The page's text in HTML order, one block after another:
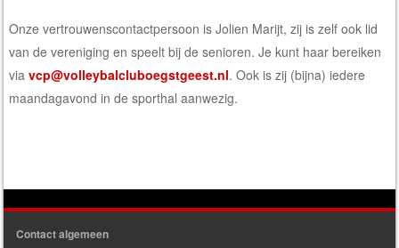
Onze vertrouwenscontactpersoon isJolien Marijt, zij is zelf ook lid
van de vereniging en speelt bij de senioren. Je kunt haar bereiken
viavcp@volleybalcluboegstgeest.nl. Ook is zij (bijna) iedere
maandagavond in de sporthal aanwezig.
Contact algemeen